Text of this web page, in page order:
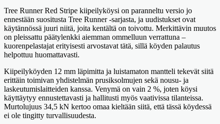
Tree Runner Red Stripe kiipeilyköysi on paranneltu versio jo
ennestään suositusta Tree Runner -sarjasta, ja uudistukset ovat
käytännössä juuri niitä, joita kentältä on toivottu. Merkittävin muutos
on pleissattu päätylenkki aiemman ommelluun verrattuna –
kuorenpelastajat erityisesti arvostavat tätä, sillä köyden palautus
helpottuu huomattavasti.
Kiipeilyköyden 12 mm läpimitta ja luistamaton mantteli tekevät siitä
erittäin toimivan yhdistelmän prusiksolmujen sekä nousu- ja
laskeutumislaitteiden kanssa. Venymä on vain 2 %, joten köysi
käyttäytyy ennustettavasti ja hallitusti myös vaativissa tilanteissa.
Murtolujuus 34,5 kN kertoo omaa kieltään siitä, että tässä köydessä
ei ole tingitty turvallisuudesta.